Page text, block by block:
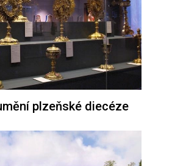
plzeňské diecéze